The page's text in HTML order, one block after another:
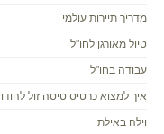
מדריך תיירות עולמי
טיול מאורגן לחו"ל
עבודה בחו"ל
איך למצוא כרטיס טיסה זול
וילה באילת